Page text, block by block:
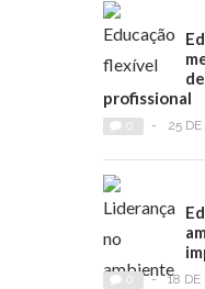
profissional
- 25
- 18